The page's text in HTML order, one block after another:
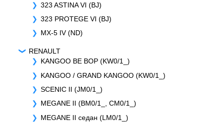
323 ASTINA VI (BJ)
323 PROTEGE VI (BJ)
MX-5 IV (ND)
RENAULT
KANGOO BE BOP (KW0/1_)
KANGOO / GRAND KANGOO (KW0/1_)
SCENIC II (JM0/1_)
MEGANE II (BM0/1_, CM0/1_)
MEGANE II седан (LM0/1_)